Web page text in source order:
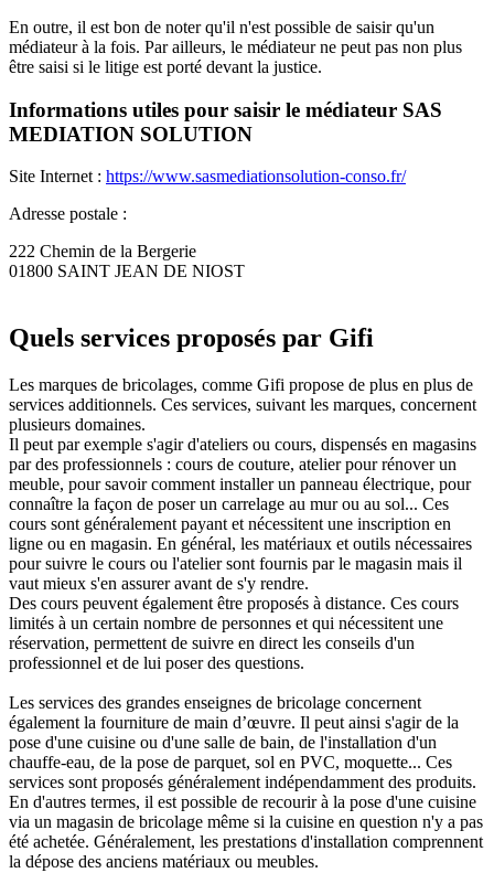
En outre, il est bon de noter qu'il n'est possible de saisir qu'un
médiateur à la fois. Par ailleurs, le médiateur ne peut pas non plus
être saisi si le litige est porté devant la justice.
Informations utiles pour saisir le médiateur SAS
MEDIATION SOLUTION
Site Internet : https://www.sasmediationsolution-conso.fr/
Adresse postale :
222 Chemin de la Bergerie
01800 SAINT JEAN DE NIOST
Quels services proposés par Gifi
Les marques de bricolages, comme Gifi propose de plus en plus de
services additionnels. Ces services, suivant les marques, concernent
plusieurs domaines.
Il peut par exemple s'agir d'ateliers ou cours, dispensés en magasins
par des professionnels : cours de couture, atelier pour rénover un
meuble, pour savoir comment installer un panneau électrique, pour
connaître la façon de poser un carrelage au mur ou au sol... Ces
cours sont généralement payant et nécessitent une inscription en
ligne ou en magasin. En général, les matériaux et outils nécessaires
pour suivre le cours ou l'atelier sont fournis par le magasin mais il
vaut mieux s'en assurer avant de s'y rendre.
Des cours peuvent également être proposés à distance. Ces cours
limités à un certain nombre de personnes et qui nécessitent une
réservation, permettent de suivre en direct les conseils d'un
professionnel et de lui poser des questions.
Les services des grandes enseignes de bricolage concernent
également la fourniture de main d’œuvre. Il peut ainsi s'agir de la
pose d'une cuisine ou d'une salle de bain, de l'installation d'un
chauffe-eau, de la pose de parquet, sol en PVC, moquette... Ces
services sont proposés généralement indépendamment des produits.
En d'autres termes, il est possible de recourir à la pose d'une cuisine
via un magasin de bricolage même si la cuisine en question n'y a pas
été achetée. Généralement, les prestations d'installation comprennent
la dépose des anciens matériaux ou meubles.